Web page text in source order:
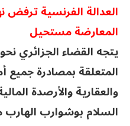
العدالة الفرنسية
المعارضة مستحيل
يتجه القضاء الجزائري
المتعلقة بمصادرة جميع
والعقارية والأرصدة
السلام بوشوارب